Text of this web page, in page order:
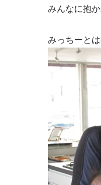
みんなに抱
みっちーと